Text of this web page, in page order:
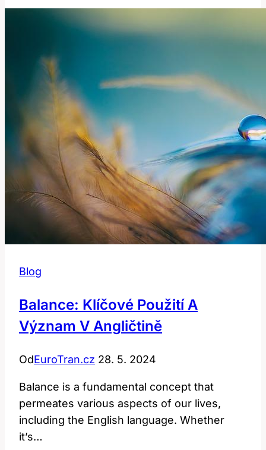
Používat
v
Blog
Balance: Klíčové Použití A
Význam V Angličtině
OdEuroTran.cz 28. 5. 2024
Balance is a fundamental concept that
permeates various aspects of our lives,
including the English language. Whether
it’s…